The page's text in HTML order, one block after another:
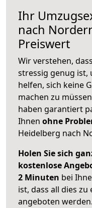
Ihr
nach
Preiswert
Wir verstehen,
stressig genug ist,
helfen, sich keine
machen zu
haben garantiert
Ihnen ohne
Heidelberg nach
Holen Sie sich
kostenlose
2 Minuten bei
ist, dass all dies
angeboten werden.